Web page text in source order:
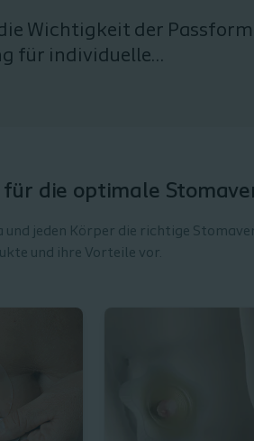
Wichtigkeit der Passform
für individuelle
die optimale
jeden Körper die richtige
und ihre Vorteile vor.